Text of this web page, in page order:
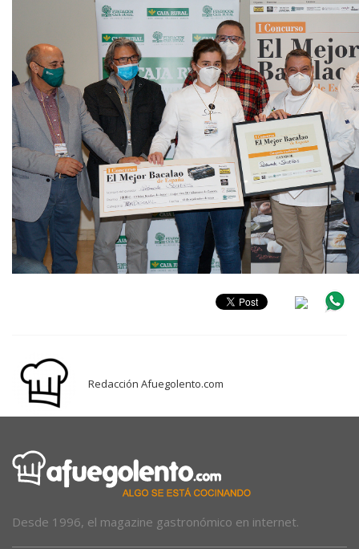
Redacción Afuegolento.com
Desde 1996, el magazine gastronómico en internet.